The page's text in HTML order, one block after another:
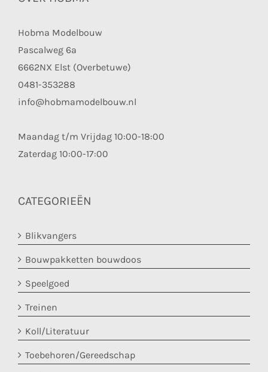
Hobma Modelbouw
Pascalweg 6a
6662NX Elst (Overbetuwe)
0481-353288
info@hobmamodelbouw.nl
Maandag t/m Vrijdag 10:00-18:00
Zaterdag 10:00-17:00
CATEGORIEËN
Blikvangers
Bouwpakketten bouwdoos
Speelgoed
Treinen
Koll/Literatuur
Toebehoren/Gereedschap